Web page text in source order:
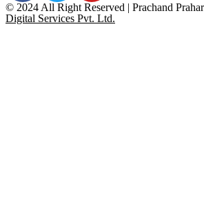
© 2024 All Right Reserved | Prachand
Digital Services Pvt. Ltd.